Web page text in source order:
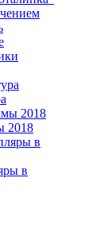
2018
в